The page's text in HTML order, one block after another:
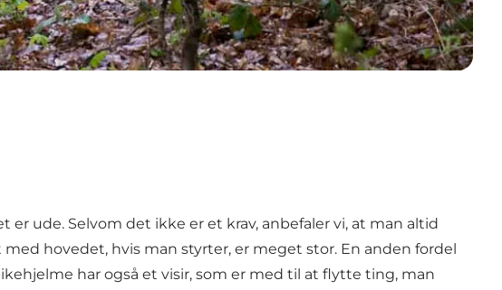
ude. Selvom det ikke er et krav, anbefaler vi, at man altid
hovedet, hvis man styrter, er meget stor. En anden fordel
har også et visir, som er med til at flytte ting, man